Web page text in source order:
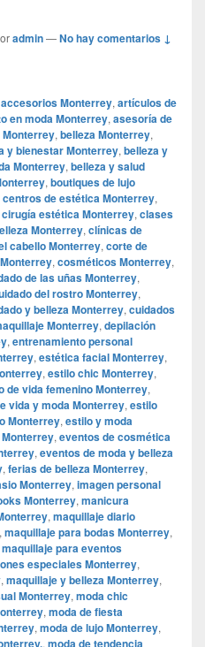
admin—No hay comentarios ↓
accesorios Monterrey, artículos de
en moda Monterrey, asesoría de
Monterrey, belleza Monterrey,
y bienestar Monterrey, belleza y
Monterrey, belleza y salud
, boutiques de lujo
centros de estética Monterrey,
cirugía estética Monterrey, clases
Monterrey, clínicas de
cabello Monterrey, corte de
, cosméticos Monterrey,
de las uñas Monterrey,
del rostro Monterrey,
y belleza Monterrey, cuidados
Monterrey, depilación
, entrenamiento personal
, estética facial Monterrey,
, estilo chic Monterrey,
de vida femenino Monterrey,
vida y moda Monterrey, estilo
Monterrey, estilo y moda
, eventos de cosmética
, eventos de moda y belleza
, ferias de belleza Monterrey,
Monterrey, imagen personal
Monterrey, manicura
, maquillaje diario
, maquillaje para bodas Monterrey,
maquillaje para eventos
especiales Monterrey,
, maquillaje y belleza Monterrey,
Monterrey, moda chic
, moda de fiesta
, moda de lujo Monterrey,
, moda de tendencia